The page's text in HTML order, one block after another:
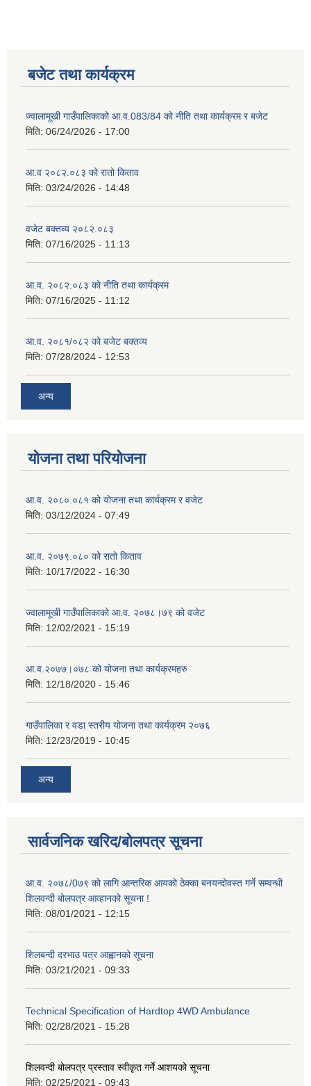
बजेट तथा कार्यक्रम
ज्वालामूखी गाउँपालिकाको आ.व.083/84 को नीति तथा कार्यक्रम र बजेट
मिति: 06/24/2026 - 17:00
आ.व २०८२.०८३ को रातो किताव
मिति: 03/24/2026 - 14:48
वजेट बक्तव्य २०८२.०८३
मिति: 07/16/2025 - 11:13
आ.व. २०८२.०८३ को नीति तथा कार्यक्रम
मिति: 07/16/2025 - 11:12
आ.व. २०८१/०८२ को बजेट बक्तव्य
मिति: 07/28/2024 - 12:53
अन्य
योजना तथा परियोजना
आ.व. २०८०.०८१ को योजना तथा कार्यक्रम र वजेट
मिति: 03/12/2024 - 07:49
आ.व. २०७९.०८० को रातो किताव
मिति: 10/17/2022 - 16:30
ज्वालामूखी गाउँपालिकाको आ.व. २०७८।७९ को वजेट
मिति: 12/02/2021 - 15:19
आ.व.२०७७।०७८ को योजना तथा कार्यक्रमहरु
मिति: 12/18/2020 - 15:46
गाउँपालिका र वडा स्तरीय योजना तथा कार्यक्रम २०७६
मिति: 12/23/2019 - 10:45
अन्य
सार्वजनिक खरिद/बोलपत्र सूचना
आ.व. २०७८/0७९ को लागि आन्तरिक आयको ठेक्का बनयन्दोवस्त गर्ने सम्वन्धी
शिलवन्दी बोलपत्र आव्हानको सूचना !
मिति: 08/01/2021 - 12:15
शिलबन्दी दरभाउ पत्र आह्वानको सूचना
मिति: 03/21/2021 - 09:33
Technical Specification of Hardtop 4WD Ambulance
मिति: 02/28/2021 - 15:28
शिलवन्दी बोलपत्र प्रस्ताव स्वीकृत गर्ने आशयको सूचना
मिति: 02/25/2021 - 09:43